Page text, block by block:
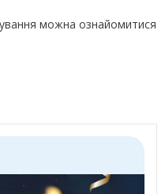
можна ознайомитися